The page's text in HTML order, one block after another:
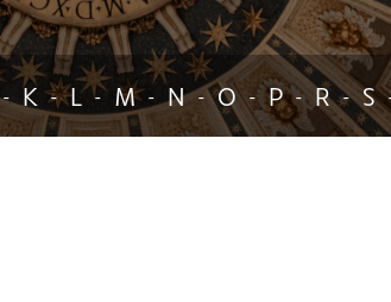
- K - L - M - N - O - P - R - S